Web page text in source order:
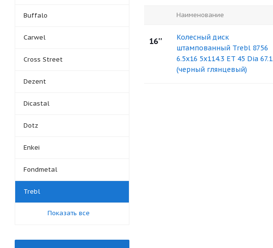
Наименование
16''
Колесный диск
штампованный Trebl 8756
6.5x16 5x114.3 ET 45 Dia 67.1
(черный глянцевый)
Buffalo
Carwel
Cross Street
Dezent
Dicastal
Dotz
Enkei
Fondmetal
Trebl
Показать все